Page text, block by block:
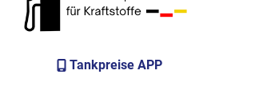
Tankpreise APP